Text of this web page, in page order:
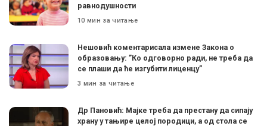
равнодушности
10 мин за читање
Нешовић коментарисала измене Закона о
образовању: ”Ко одговорно ради, не треба да
се плаши да ће изгубити лиценцу”
3 мин за читање
Др Пановић: Мајке треба да престану да сипају
храну у тањире целој породици, а од стола се